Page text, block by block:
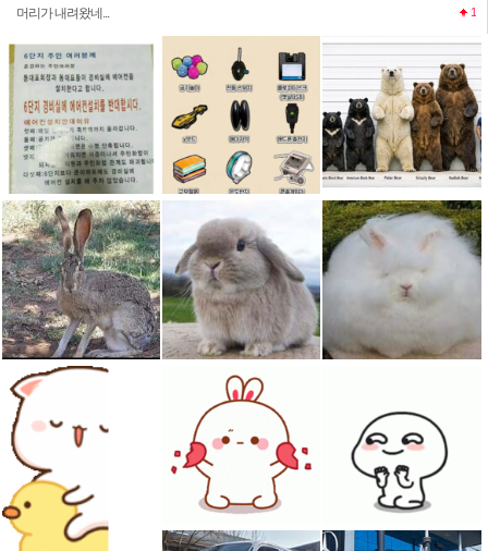
머리가 내려왔네... 1